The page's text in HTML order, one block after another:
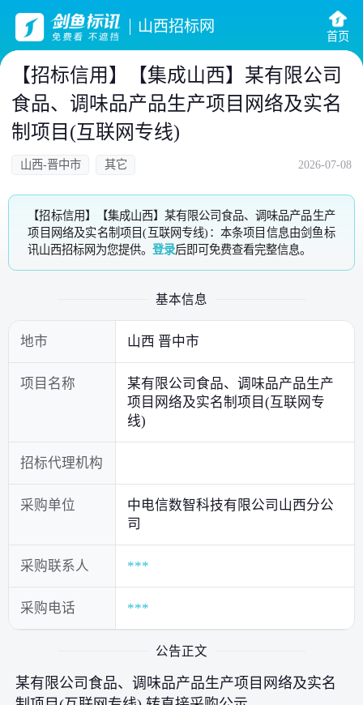
山西招标网
首页
【招标信用】【集成山西】某有限公司
食品、调味品产品生产项目网络及实名
制项目(互联网专线)
山西-晋中市 其它 2026-07-08
【招标信用】【集成山西】某有限公司食品、调味品产品生产
项目网络及实名制项目(互联网专线)：本条项目信息由剑鱼标
讯山西招标网为您提供。登录后即可免费查看完整信息。
基本信息
地市 山西 晋中市
项目名称
某有限公司食品、调味品产品生产
项目网络及实名制项目(互联网专
线)
招标代理机构
采购单位
中电信数智科技有限公司山西分公
司
采购联系人 ***
采购电话 ***
公告正文
某有限公司食品、调味品产品生产项目网络及实名